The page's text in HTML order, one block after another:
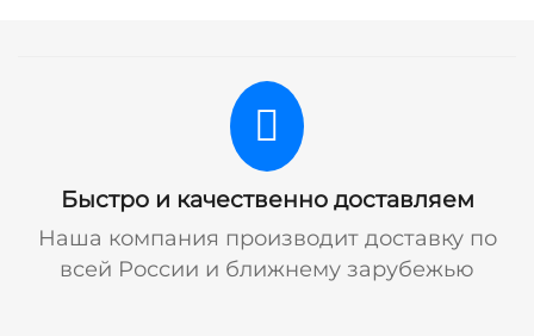
Быстро и качественно доставляем
Наша компания производит доставку по
всей России и ближнему зарубежью